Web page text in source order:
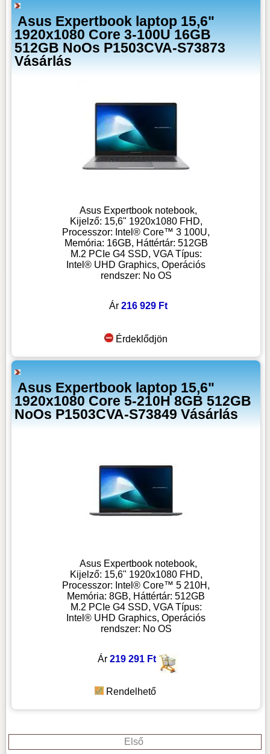
Asus Expertbook laptop 15,6"
1920x1080 Core 3-100U 16GB
512GB NoOs P1503CVA-S73873
Vásárlás
Asus Expertbook notebook,
Kijelző: 15,6" 1920x1080 FHD,
Processzor: Intel® Core™ 3 100U,
Memória: 16GB, Háttértár: 512GB
M.2 PCIe G4 SSD, VGA Típus:
Intel® UHD Graphics, Operációs
rendszer: No OS
Ár216 929 Ft
Érdeklődjön
Asus Expertbook laptop 15,6"
1920x1080 Core 5-210H 8GB 512GB
NoOs P1503CVA-S73849 Vásárlás
Asus Expertbook notebook,
Kijelző: 15,6" 1920x1080 FHD,
Processzor: Intel® Core™ 5 210H,
Memória: 8GB, Háttértár: 512GB
M.2 PCIe G4 SSD, VGA Típus:
Intel® UHD Graphics, Operációs
rendszer: No OS
Ár 219 291 Ft
Rendelhető
Első